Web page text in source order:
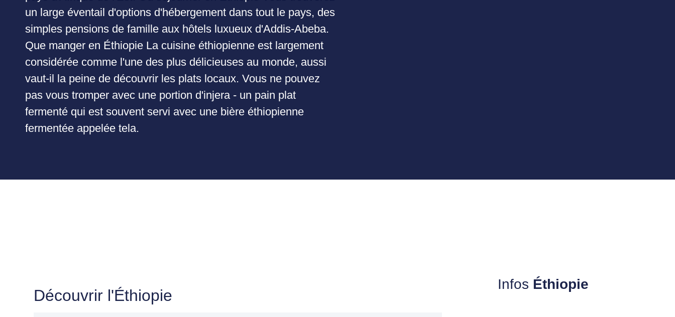
un large éventail d'options d'hébergement dans tout le pays, des
simples pensions de famille aux hôtels luxueux d'Addis-Abeba.
Que manger en Éthiopie La cuisine éthiopienne est largement
considérée comme l'une des plus délicieuses au monde, aussi
vaut-il la peine de découvrir les plats locaux. Vous ne pouvez
pas vous tromper avec une portion d'injera - un pain plat
fermenté qui est souvent servi avec une bière éthiopienne
fermentée appelée tela.
Découvrir l'Éthiopie
Infos Éthiopie